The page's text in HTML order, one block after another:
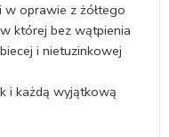
oprawie z żółtego
której bez wątpienia
i nietuzinkowej
i każdą wyjątkową